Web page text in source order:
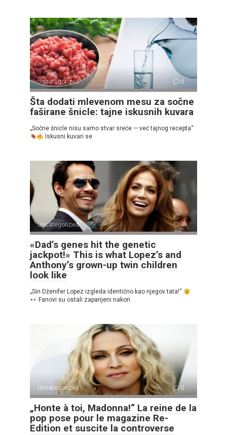
Uncategorized 0
Šta dodati mlevenom mesu za sočne
faširane šnicle: tajne iskusnih kuvara
„Sočne šnicle nisu samo stvar sreće — već tajnog recepta“
Iskusni kuvari se
Uncategorized 0
«Dad’s genes hit the genetic
jackpot!» This is what Lopez’s and
Anthony’s grown-up twin children
look like
„Sin Dženifer Lopez izgleda identično kao njegov tata!“
Fanovi su ostali zapanjeni nakon
Uncategorized 0
„Honte à toi, Madonna!“ La reine de la
pop pose pour le magazine Re-
Edition et suscite la controverse